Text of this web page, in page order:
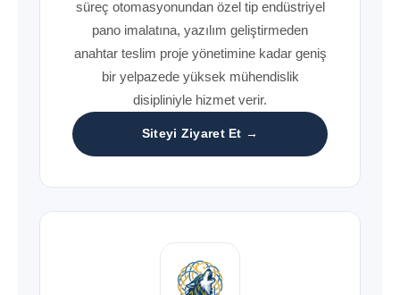
süreç otomasyonundan özel tip endüstriyel
pano imalatına, yazılım geliştirmeden
anahtar teslim proje yönetimine kadar geniş
bir yelpazede yüksek mühendislik
disipliniyle hizmet verir.
Siteyi Ziyaret Et →